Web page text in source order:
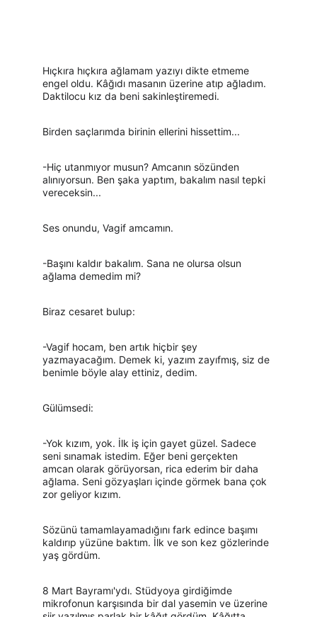
Hıçkıra hıçkıra ağlamam yazıyı dikte etmeme
engel oldu. Kâğıdı masanın üzerine atıp ağladım.
Daktilocu kız da beni sakinleştiremedi.
Birden saçlarımda birinin ellerini hissettim...
-Hiç utanmıyor musun? Amcanın sözünden
alınıyorsun. Ben şaka yaptım, bakalım nasıl tepki
vereceksin...
Ses onundu, Vagif amcamın.
-Başını kaldır bakalım. Sana ne olursa olsun
ağlama demedim mi?
Biraz cesaret bulup:
-Vagif hocam, ben artık hiçbir şey
yazmayacağım. Demek ki, yazım zayıfmış, siz de
benimle böyle alay ettiniz, dedim.
Gülümsedi:
-Yok kızım, yok. İlk iş için gayet güzel. Sadece
seni sınamak istedim. Eğer beni gerçekten
amcan olarak görüyorsan, rica ederim bir daha
ağlama. Seni gözyaşları içinde görmek bana çok
zor geliyor kızım.
Sözünü tamamlayamadığını fark edince başımı
kaldırıp yüzüne baktım. İlk ve son kez gözlerinde
yaş gördüm.
8 Mart Bayramı'ydı. Stüdyoya girdiğimde
mikrofonun karşısında bir dal yasemin ve üzerine